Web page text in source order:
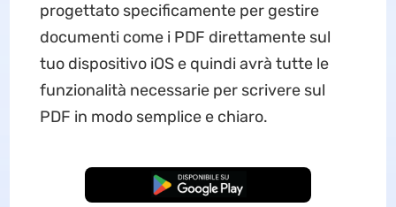
progettato specificamente per gestire
documenti come i PDF direttamente sul
tuo dispositivo iOS e quindi avrà tutte le
funzionalità necessarie per scrivere sul
PDF in modo semplice e chiaro.
Download Gratis